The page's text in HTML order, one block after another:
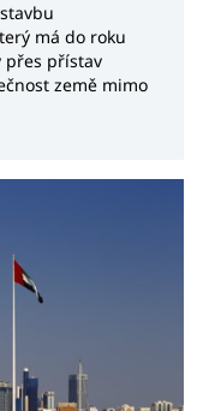
má do roku
přes přístav
země mimo